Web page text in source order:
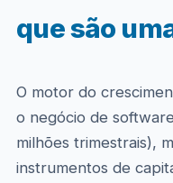
que são
O motor do
o negócio de
milhões trimestrais),
instrumentos de